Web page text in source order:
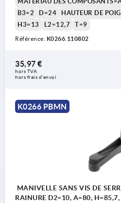
1) Position de l'alésage
B3=2
D=24 HAUTEUR DE
H3=13
L2=12,7 T=9
Référence: K0266.110802
35,97 €
hors TVA
hors frais d’envoi
K0266 PBMN
MANIVELLE SANS VIS DE
RAINURE D2=10, A=80, H=85,7,